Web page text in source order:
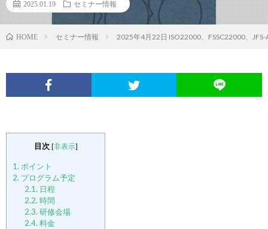
2025.01.19 セミナー情報
HOME セミナー情報 2025年4月22日 ISO22000、FSSC22000、
目次 [非表示]
1. ポイント
2. プログラム予定
2.1. 日程
2.2. 時間
2.3. 研修会場
2.4. 料金